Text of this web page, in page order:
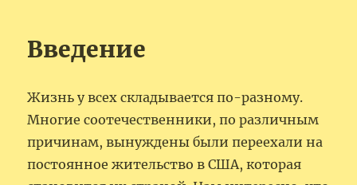
Введение
Жизнь у всех складывается по-разному.
Многие соотечественники, по различным
причинам, вынуждены были переехали на
постоянное жительство в США, которая